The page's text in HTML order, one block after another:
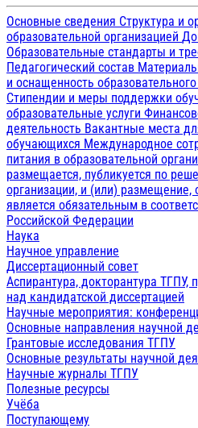
Основные сведения Структура и
образовательной организацией
Образовательные стандарты и
Педагогический состав
и оснащенность
Стипендии и меры поддержки
образовательные услуги
деятельность Вакантные места
обучающихся Международное
питания в образовательной
размещается, публикуется по
организации, и (или) размещение,
является обязательным в
Российской Федерации
Наука
Научное управление
Диссертационный совет
Аспирантура, докторантура ТГПУ,
над кандидатской диссертацией
Научные мероприятия:
Основные направления научной
Грантовые исследования ТГПУ
Основные результаты научной
Научные журналы ТГПУ
Полезные ресурсы
Учёба
Поступающему